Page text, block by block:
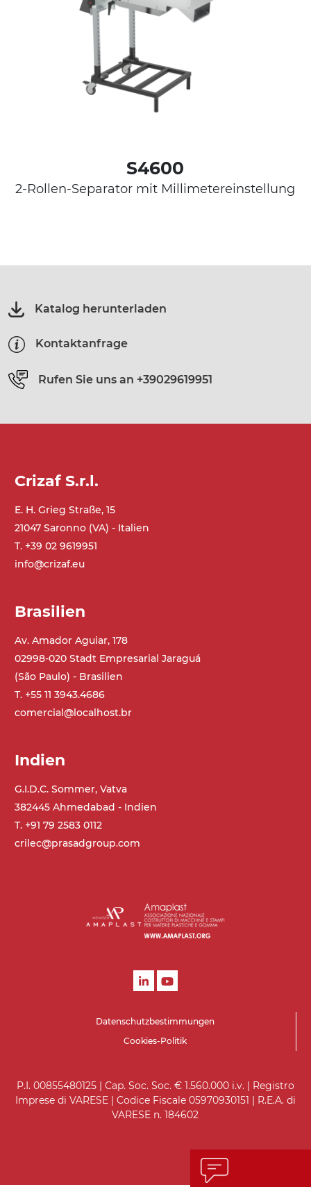
S4600
2-Rollen-Separator mit Millimetereinstellung
Katalog herunterladen
Kontaktanfrage
Rufen Sie uns an +39029619951
Crizaf S.r.l.
E. H. Grieg Straße, 15
21047 Saronno (VA) - Italien
T. +39 02 9619951
info@crizaf.eu
Brasilien
Av. Amador Aguiar, 178
02998-020 Stadt Empresarial Jaraguá
(São Paulo) - Brasilien
T. +55 11 3943.4686
comercial@localhost.br
Indien
G.I.D.C. Sommer, Vatva
382445 Ahmedabad - Indien
T. +91 79 2583 0112
crilec@prasadgroup.com
Datenschutzbestimmungen
Cookies-Politik
P.I. 00855480125 | Cap. Soc. Soc. € 1.560.000 i.v. | Registro
Imprese di VARESE | Codice Fiscale 05970930151 | R.E.A. di
VARESE n. 184602